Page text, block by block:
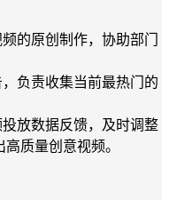
的原创制作，协助部门
负责收集当前最热门的
放数据反馈，及时调整
质量创意视频。